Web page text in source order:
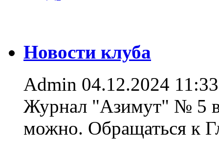
Новости клуба
Admin 04.12.2024 11:33
Журнал "Азимут" № 5
можно. Обращаться к